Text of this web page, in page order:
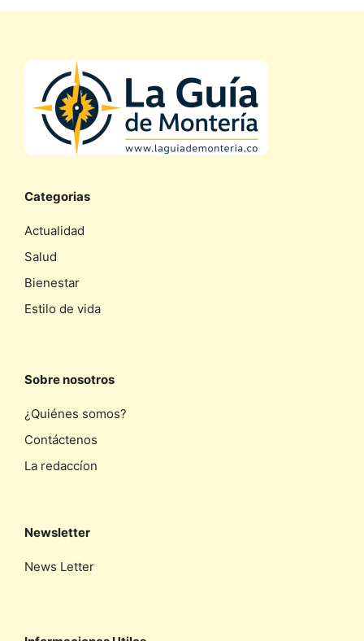
Categorias
Actualidad
Salud
Bienestar
Estilo de vida
Sobre nosotros
¿Quiénes somos?
Contáctenos
La redaccíon
Newsletter
News Letter